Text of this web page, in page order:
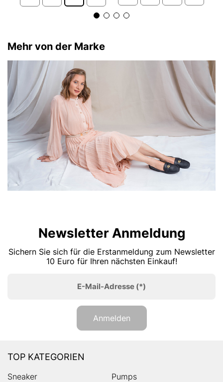
Mehr von der Marke
Newsletter Anmeldung
Sichern Sie sich für die Erstanmeldung zum Newsletter
10 Euro für Ihren nächsten Einkauf!
E-Mail-Adresse (*)
Anmelden
TOP KATEGORIEN
Sneaker
Pumps